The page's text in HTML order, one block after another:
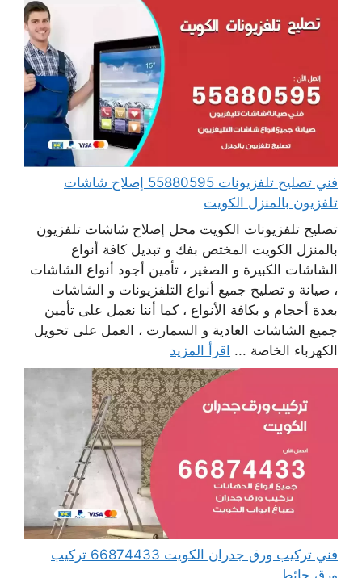
فني تصليح تلفزيونات 55880595 إصلاح شاشات
تلفزيون بالمنزل الكويت
تصليح تلفزيونات الكويت محل إصلاح شاشات تلفزيون
بالمنزل الكويت المختص بفك و تبديل كافة أنواع
الشاشات الكبيرة و الصغير ، تأمين أجود أنواع الشاشات
، صيانة و تصليح جميع أنواع التلفزيونات و الشاشات
بعدة أحجام و بكافة الأنواع ، كما أننا نعمل على تأمين
جميع الشاشات العادية و السمارت ، العمل على تحويل
الكهرباء الخاصة ... اقرأ المزيد
فني تركيب ورق جدران الكويت 66874433 تركيب